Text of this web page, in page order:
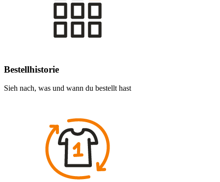
Bestellhistorie
Sieh nach, was und wann du bestellt hast